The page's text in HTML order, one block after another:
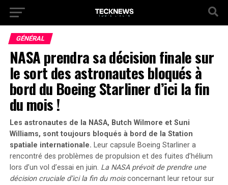
GÉNÉRAL
NASA prendra sa décision finale sur
le sort des astronautes bloqués à
bord du Boeing Starliner d’ici la fin
du mois !
Les astronautes de la NASA, Butch Wilmore et Suni
Williams, sont toujours bloqués à bord de la Station
spatiale internationale. Leur capsule Boeing Starliner a
rencontré des problèmes de propulsion et des fuites d’hélium
lors d’un vol d’essai en juin. La NASA prévoit de prendre une
décision cruciale d’ici la fin du moisconcernant leur retour sur